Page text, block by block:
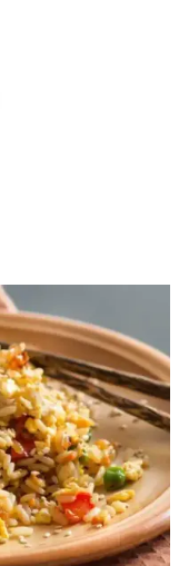
yeniden hayat buluyor.
İnceleyin ve